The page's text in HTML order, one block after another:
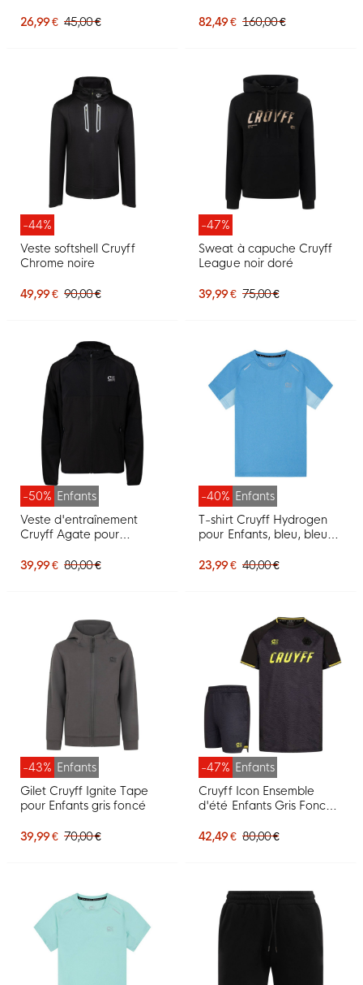
26,99 € 45,00 € 82,49 € 160,00 €
-44%
Veste softshell Cruyff
Chrome noire
49,99 € 90,00 €
-47%
Sweat à capuche Cruyff
League noir doré
39,99 € 75,00 €
-50% Enfants
Veste d'entraînement
Cruyff Agate pour
39,99 € 80,00 €
-40% Enfants
T-shirt Cruyff Hydrogen
pour Enfants, bleu, bleu
23,99 € 40,00 €
-43% Enfants
Gilet Cruyff Ignite Tape
pour Enfants gris foncé
39,99 € 70,00 €
-47% Enfants
Cruyff Icon Ensemble
d'été Enfants Gris Foncé
42,49 € 80,00 €